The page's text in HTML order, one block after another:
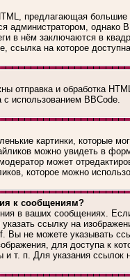
предлагающая
администратором,
в нём заключаются в
ссылка на которое
отправка и обработка
использованием BBCode.
картинки, которые
можно увидеть в
может
которое можно
к сообщениям?
в ваших сообщениях.
ссылку на
Вы не можете указывать
для доступа к
т. п. Для указания ссылок